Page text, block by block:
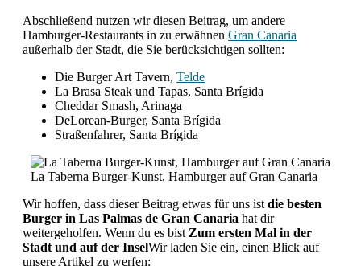
Abschließend nutzen wir diesen Beitrag, um andere
Hamburger-Restaurants in zu erwähnen Gran Canaria
außerhalb der Stadt, die Sie berücksichtigen sollten:
Die Burger Art Tavern, Telde
La Brasa Steak und Tapas, Santa Brígida
Cheddar Smash, Arinaga
DeLorean-Burger, Santa Brígida
Straßenfahrer, Santa Brígida
La Taberna Burger-Kunst, Hamburger auf Gran Canaria
Wir hoffen, dass dieser Beitrag etwas für uns ist die besten
Burger in Las Palmas de Gran Canaria hat dir
weitergeholfen. Wenn du es bist Zum ersten Mal in der
Stadt und auf der InselWir laden Sie ein, einen Blick auf
unsere Artikel zu werfen: